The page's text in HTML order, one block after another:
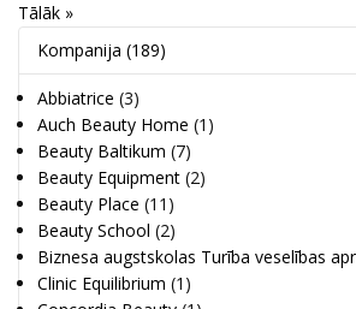
Tālāk »
Kompanija (189)
Abbiatrice (3)
Auch Beauty Home (1)
Beauty Baltikum (7)
Beauty Equipment (2)
Beauty Place (11)
Beauty School (2)
Biznesa augstskolas Turība veselības
Clinic Equilibrium (1)